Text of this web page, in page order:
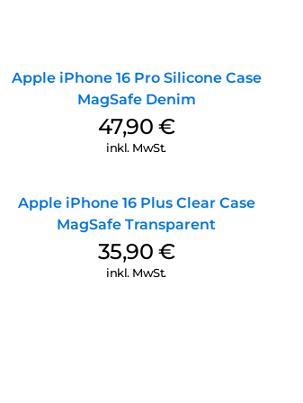
Apple iPhone 16 Pro Silicone Case
MagSafe Denim
47,90 €
inkl. MwSt.
Apple iPhone 16 Plus Clear Case
MagSafe Transparent
35,90 €
inkl. MwSt.